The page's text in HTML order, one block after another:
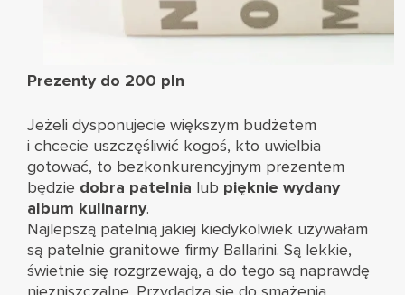
Prezenty do 200 pln
Jeżeli dysponujecie większym budżetem
i chcecie uszczęśliwić kogoś, kto uwielbia
gotować, to bezkonkurencyjnym prezentem
będzie dobra patelnia lub pięknie wydany
album kulinarny.
Najlepszą patelnią jakiej kiedykolwiek używałam
są patelnie granitowe firmy Ballarini. Są lekkie,
świetnie się rozgrzewają, a do tego są naprawdę
niezniszczalne. Przydadzą się do smażenia